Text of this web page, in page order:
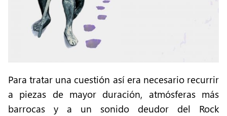
Para tratar una cuestión así era necesario recurrir
a piezas de mayor duración, atmósferas más
barrocas y a un sonido deudor del Rock